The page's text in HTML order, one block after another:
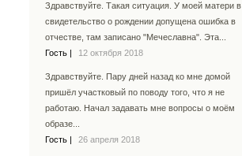
Здравствуйте. Такая ситуация. У моей матери в
свидетельство о рождении допущена ошибка в
отчестве, там записано "Мечеславна". Эта...
Гость
12 октября 2018
Здравствуйте. Пару дней назад ко мне домой
пришёл участковый по поводу того, что я не
работаю. Начал задавать мне вопросы о моём
образе...
Гость
26 апреля 2018